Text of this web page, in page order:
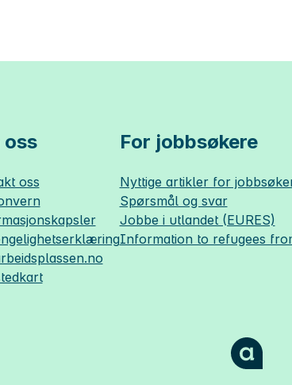
oss
oss
For jobbsøkere
Nyttige artikler for
Spørsmål og svar
Jobbe i utlandet (EURES)
Information to refugees